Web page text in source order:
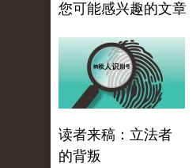
您可能感兴趣的文章
读者来稿：立法者
的背叛